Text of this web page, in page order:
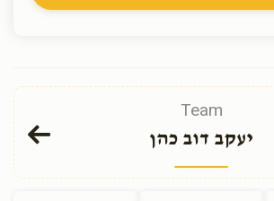
Team
יעקב דוב כהן